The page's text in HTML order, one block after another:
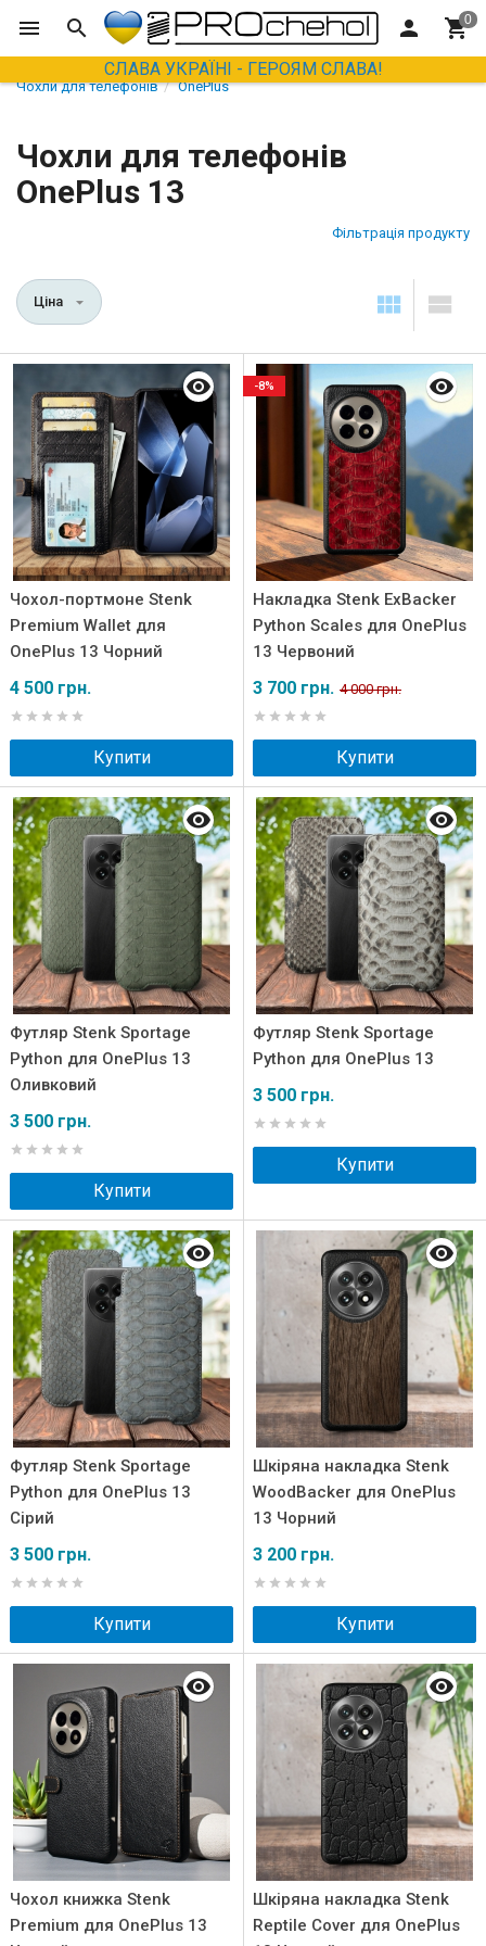
СЛАВА УКРАЇНІ - ГЕРОЯМ СЛАВА!
Чохли для телефонів OnePlus
Чохли для телефонів
OnePlus 13
Фільтрація продукту
Ціна
Чохол-портмоне Stenk
Premium Wallet для
OnePlus 13 Чорний
4 500 грн.
Купити
Накладка Stenk ExBacker
Python Scales для OnePlus
13 Червоний
3 700 грн. 4 000 грн.
Купити
-8%
Футляр Stenk Sportage
Python для OnePlus 13
Оливковий
3 500 грн.
Купити
Футляр Stenk Sportage
Python для OnePlus 13
3 500 грн.
Купити
Футляр Stenk Sportage
Python для OnePlus 13
Сірий
3 500 грн.
Купити
Шкіряна накладка Stenk
WoodBacker для OnePlus
13 Чорний
3 200 грн.
Купити
Чохол книжка Stenk
Premium для OnePlus 13
Шкіряна накладка Stenk
Reptile Cover для OnePlus